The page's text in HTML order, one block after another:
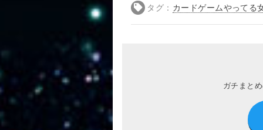
タグ： カードゲームやってる
ガチまと